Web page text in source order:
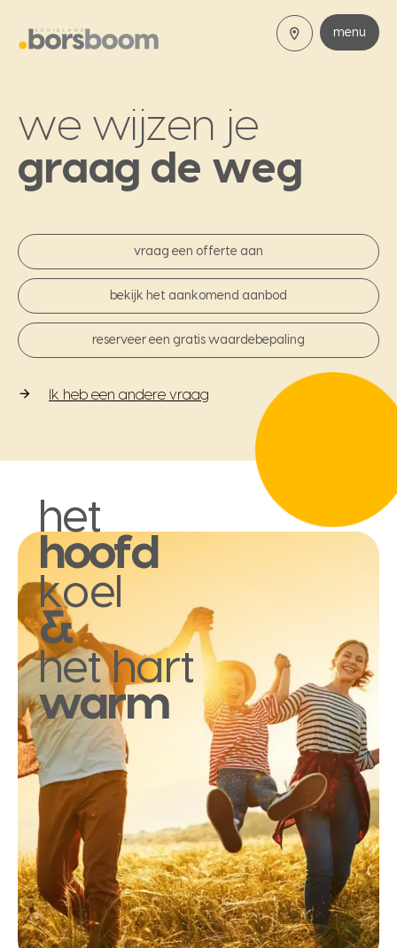
menu
we wijzen je
graag de weg
vraag een offerte aan
bekijk het aankomend aanbod
reserveer een gratis waardebepaling
Ik heb een andere vraag
het
hoofd
koel
&
het hart
warm